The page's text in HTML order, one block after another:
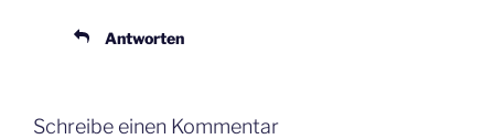
Antworten
Schreibe einen Kommentar